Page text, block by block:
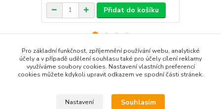
Přidat do košíku
Zboží zařazeno v kategoriích
Pro základní funkčnost, zpříjemnění používání webu, analytické
účely a v případě udělení souhlasu také pro účely cílení reklamy
využíváme soubory cookies. Nastavení vlastních preferencí
cookies můžete kdykoli upravit odkazem ve spodní části stránek.
Nastavení Souhlasím